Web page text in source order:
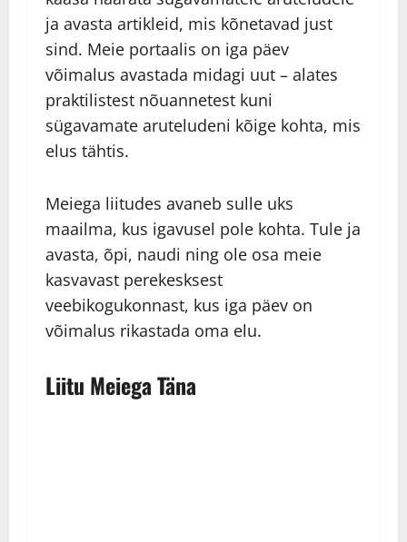
ja avasta artikleid, mis kõnetavad just
sind. Meie portaalis on iga päev
võimalus avastada midagi uut – alates
praktilistest nõuannetest kuni
sügavamate aruteludeni kõige kohta, mis
elus tähtis.
Meiega liitudes avaneb sulle uks
maailma, kus igavusel pole kohta. Tule ja
avasta, õpi, naudi ning ole osa meie
kasvavast perekesksest
veebikogukonnast, kus iga päev on
võimalus rikastada oma elu.
Liitu Meiega Täna